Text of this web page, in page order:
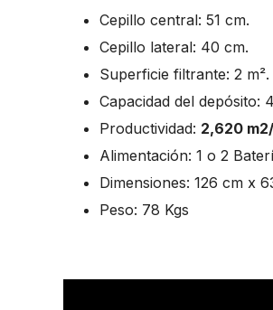
Cepillo central: 51 cm.
Cepillo lateral: 40 cm.
Superficie filtrante: 2 m².
Capacidad del depósito:
Productividad: 2,620
Alimentación: 1 o 2
Dimensiones: 126 cm x
Peso: 78 Kgs